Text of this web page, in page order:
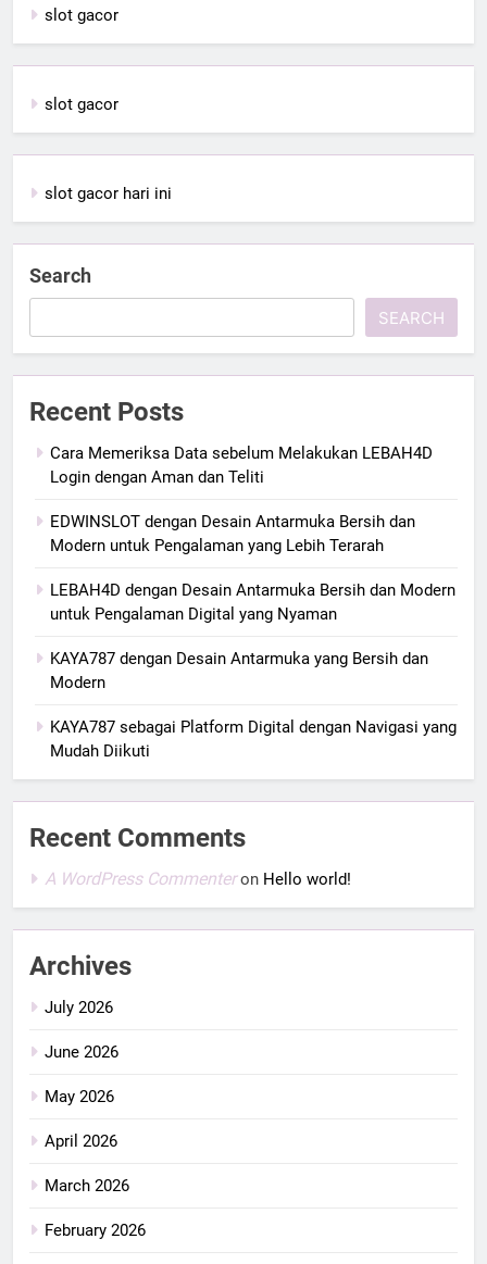
slot gacor
slot gacor
slot gacor hari ini
Search
SEARCH
Recent Posts
Cara Memeriksa Data sebelum Melakukan LEBAH4D
Login dengan Aman dan Teliti
EDWINSLOT dengan Desain Antarmuka Bersih dan
Modern untuk Pengalaman yang Lebih Terarah
LEBAH4D dengan Desain Antarmuka Bersih dan Modern
untuk Pengalaman Digital yang Nyaman
KAYA787 dengan Desain Antarmuka yang Bersih dan
Modern
KAYA787 sebagai Platform Digital dengan Navigasi yang
Mudah Diikuti
Recent Comments
A WordPress Commenteron Hello world!
Archives
July 2026
June 2026
May 2026
April 2026
March 2026
February 2026